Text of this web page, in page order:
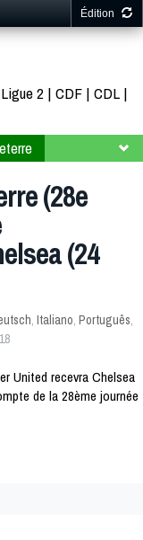
Édition
Ligue 2 CDF CDL
(28e
(24
, Italiano, Português,
United recevra Chelsea
de la 28ème journée